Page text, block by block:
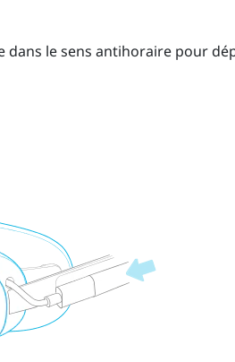
dans le sens antihoraire pour